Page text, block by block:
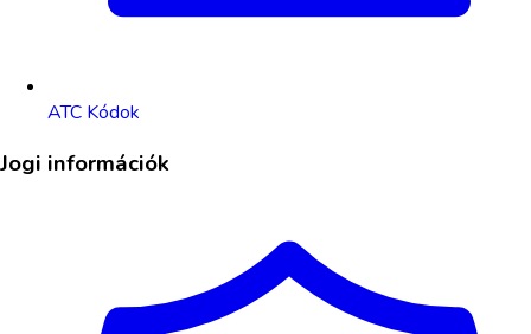
ATC Kódok
Jogi információk